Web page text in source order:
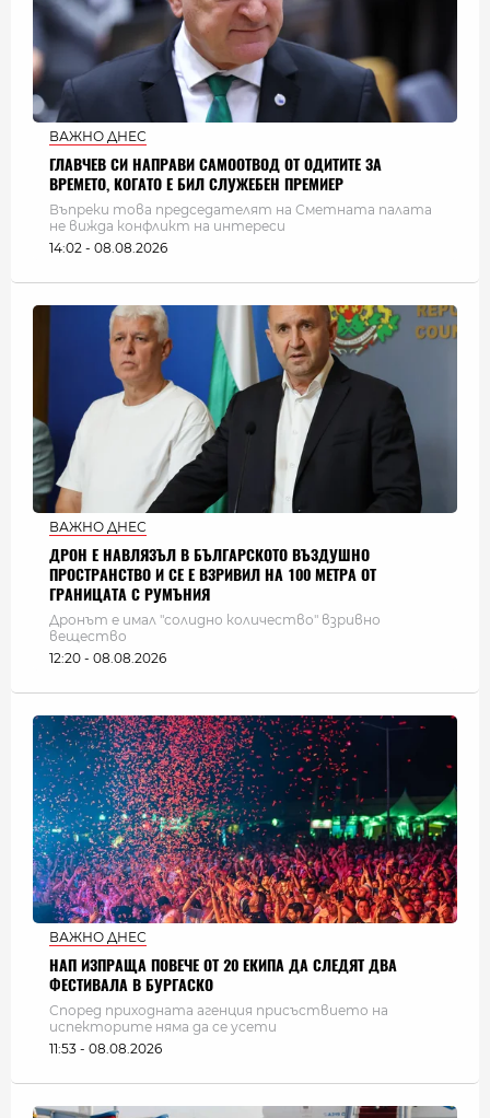
ВАЖНО ДНЕС
ГЛАВЧЕВ СИ НАПРАВИ САМООТВОД ОТ ОДИТИТЕ ЗА
ВРЕМЕТО, КОГАТО Е БИЛ СЛУЖЕБЕН ПРЕМИЕР
Въпреки това председателят на Сметната палата
не вижда конфликт на интереси
14:02 - 08.08.2026
ВАЖНО ДНЕС
ДРОН Е НАВЛЯЗЪЛ В БЪЛГАРСКОТО ВЪЗДУШНО
ПРОСТРАНСТВО И СЕ Е ВЗРИВИЛ НА 100 МЕТРА ОТ
ГРАНИЦАТА С РУМЪНИЯ
Дронът е имал "солидно количество" взривно
вещество
12:20 - 08.08.2026
ВАЖНО ДНЕС
НАП ИЗПРАЩА ПОВЕЧЕ ОТ 20 ЕКИПА ДА СЛЕДЯТ ДВА
ФЕСТИВАЛА В БУРГАСКО
Според приходната агенция присъствието на
испекторите няма да се усети
11:53 - 08.08.2026